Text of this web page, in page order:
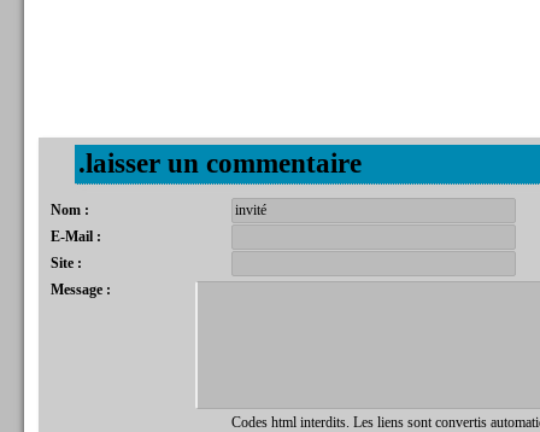
.laisser un commentaire
Nom :
E-Mail :
Site :
Message :
Codes html interdits. Les liens sont convertis